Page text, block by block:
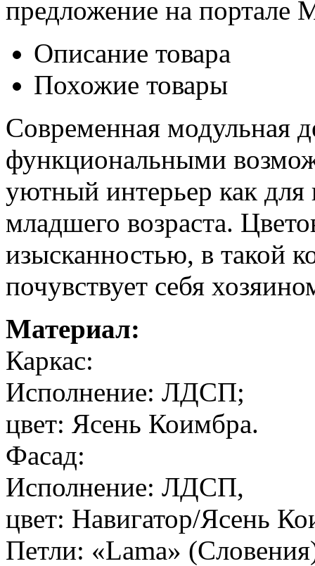
предложение на портале
Описание товара
Похожие товары
Современная модульная
функциональными
уютный интерьер как для
младшего возраста.
изысканностью, в такой
почувствует себя
Материал:
Каркас:
Исполнение: ЛДСП;
цвет: Ясень Коимбра.
Фасад:
Исполнение: ЛДСП,
цвет: Навигатор/Ясень
Петли: «Lama»